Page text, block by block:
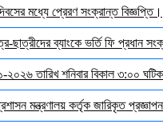
মধ্যে প্রেরণ সংক্রান্ত বিজ্ঞপ্তি।
ছাত্রীদের ব্যাংকে ভর্তি ফি প্রধান
তারিখ শনিবার বিকাল ৩:০০
মন্ত্রণালয় কর্তৃক জারিকৃত